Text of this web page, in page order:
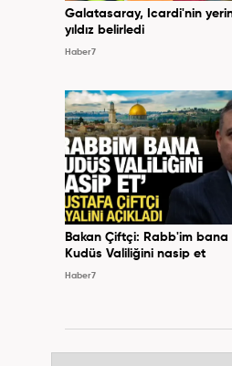
Galatasaray, Icardi'nin
yıldız belirledi
Haber7
Bakan Çiftçi: Rabb'im bana
Kudüs Valiliğini nasip et
Haber7